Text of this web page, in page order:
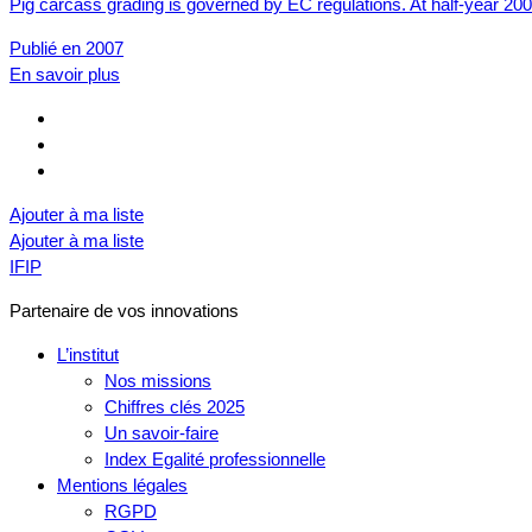
Publié en 2007
En savoir plus
Ajouter à ma liste
Ajouter à ma liste
IFIP
Partenaire de vos innovations
L’institut
Nos missions
Chiffres clés 2025
Un savoir-faire
Index Egalité professionnelle
Mentions légales
RGPD